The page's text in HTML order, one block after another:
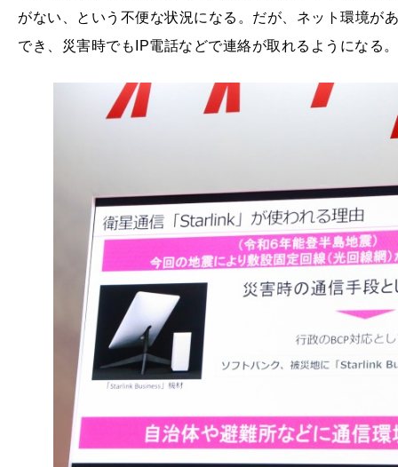
がない、という不便な状況になる。だが、ネット環境が
でき、災害時でもIP電話などで連絡が取れるようになる。